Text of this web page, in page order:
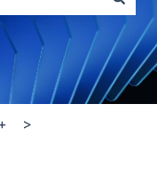
Suchfeld leer ist.